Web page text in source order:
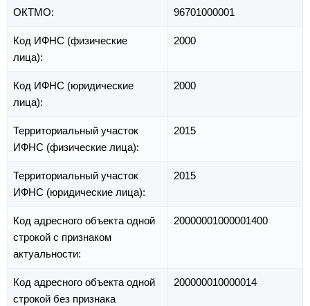
ОКТМО: 96701000001
Код ИФНС (физические
лица):
2000
Код ИФНС (юридические
лица):
2000
Территориальный участок
ИФНС (физические лица):
2015
Территориальный участок
ИФНС (юридические лица):
2015
Код адресного объекта одной
строкой с признаком
актуальности:
20000001000001400
Код адресного объекта одной
строкой без признака
200000010000014